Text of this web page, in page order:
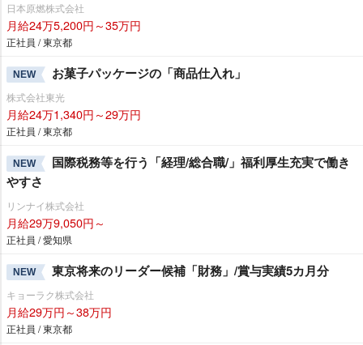
日本原燃株式会社
月給24万5,200円～35万円
正社員 / 東京都
NEW お菓子パッケージの「商品仕入れ」
株式会社東光
月給24万1,340円～29万円
正社員 / 東京都
NEW
国際税務等を行う「経理/総合職/」福利厚生充実で働き
すさ
リンナイ株式会社
月給29万9,050円～
正社員 / 愛知県
NEW 東京将来のリーダー候補「財務」/賞与実績5カ月分
キョーラク株式会社
月給29万円～38万円
正社員 / 東京都